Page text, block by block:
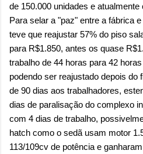
de 150.000 unidades e
Para selar a "paz" entre a fábrica
teve que reajustar 57% do piso
para R$1.850, antes os quase
trabalho de 44 horas para 42
podendo ser reajustado depois do
de 90 dias aos trabalhadores,
dias de paralisação do complexo
com 4 dias de trabalho,
hatch como o sedã usam motor
113/109cv de potência e